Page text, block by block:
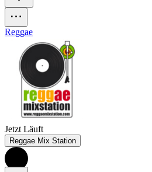
Reggae
Jetzt Läuft
Reggae Mix Station